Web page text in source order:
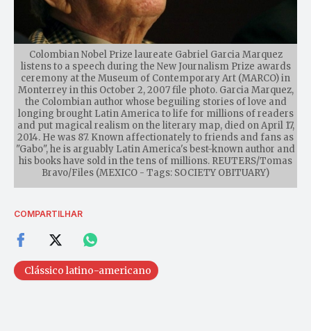
Colombian Nobel Prize laureate Gabriel Garcia Marquez
listens to a speech during the New Journalism Prize awards
ceremony at the Museum of Contemporary Art (MARCO) in
Monterrey in this October 2, 2007 file photo. Garcia Marquez,
the Colombian author whose beguiling stories of love and
longing brought Latin America to life for millions of readers
and put magical realism on the literary map, died on April 17,
2014. He was 87. Known affectionately to friends and fans as
"Gabo", he is arguably Latin America's best-known author and
his books have sold in the tens of millions. REUTERS/Tomas
Bravo/Files (MEXICO - Tags: SOCIETY OBITUARY)
COMPARTILHAR
Clássico latino-americano